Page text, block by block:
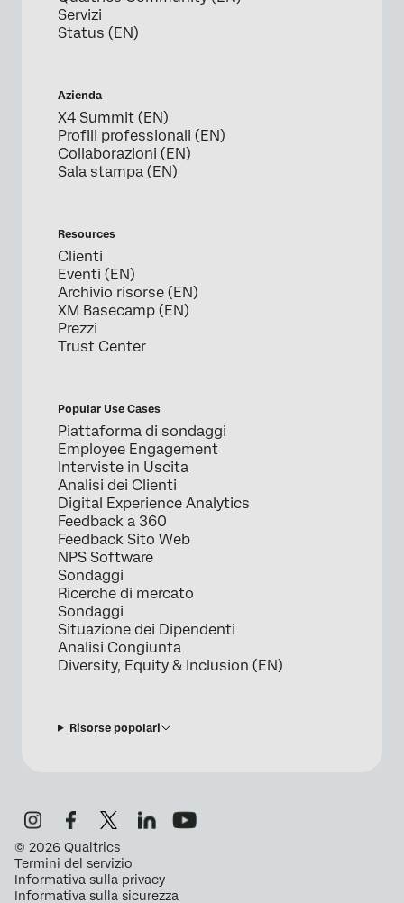
Servizi
Status (EN)
Azienda
X4 Summit (EN)
Profili professionali (EN)
Collaborazioni (EN)
Sala stampa (EN)
Resources
Clienti
Eventi (EN)
Archivio risorse (EN)
XM Basecamp (EN)
Prezzi
Trust Center
Popular Use Cases
Piattaforma di sondaggi
Employee Engagement
Interviste in Uscita
Analisi dei Clienti
Digital Experience Analytics
Feedback a 360
Feedback Sito Web
NPS Software
Sondaggi
Ricerche di mercato
Sondaggi
Situazione dei Dipendenti
Analisi Congiunta
Diversity, Equity & Inclusion (EN)
Risorse popolari
© 2026 Qualtrics
Termini del servizio
Informativa sulla privacy
Informativa sulla sicurezza